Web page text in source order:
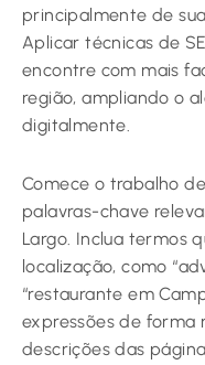
principalmente de
Aplicar técnicas de
encontre com mais
região, ampliando o
digitalmente.
Comece o trabalho
palavras-chave
Largo. Inclua termos
localização, como
“restaurante em
expressões de forma
descrições das